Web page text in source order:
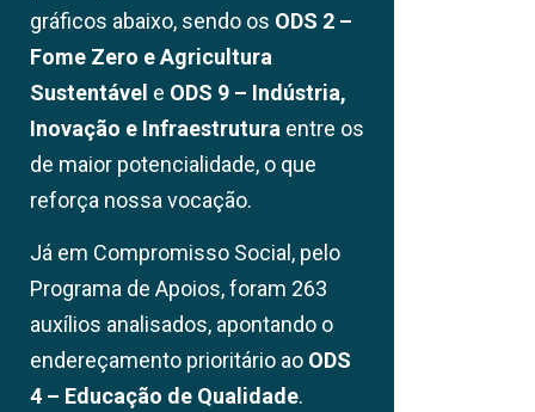
gráficos abaixo, sendo os ODS 2 –
Fome Zero e Agricultura
Sustentável e ODS 9 – Indústria,
Inovação e Infraestrutura entre os
de maior potencialidade, o que
reforça nossa vocação.
Já em Compromisso Social, pelo
Programa de Apoios, foram 263
auxílios analisados, apontando o
endereçamento prioritário ao ODS
4 – Educação de Qualidade.